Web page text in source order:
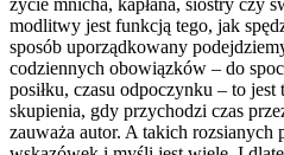
życie mnicha, kapłana, siostry czy
modlitwy jest funkcją tego, jak
sposób uporządkowany
codziennych obowiązków – do
posiłku, czasu odpoczynku – to
skupienia, gdy przychodzi czas
zauważa autor. A takich rozsianych